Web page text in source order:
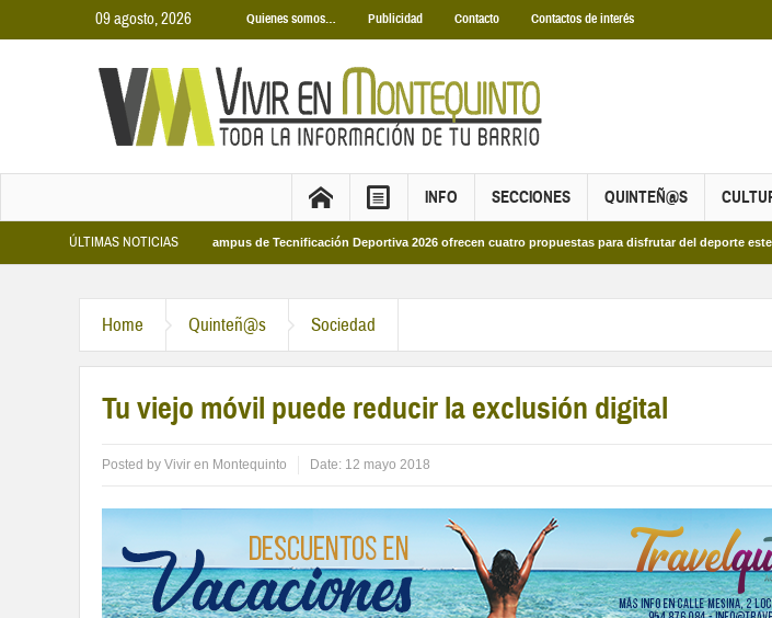
09 agosto, 2026 Quienes somos… Publicidad Contacto Contactos de interés
INFO SECCIONES QUINTEÑ@S
ÚLTIMAS NOTICIAS
2026 Los Campus de Tecnificación Deportiva 2026 ofrecen cuatro propuestas para disfrutar del deporte este verano
Home Quinteñ@s Sociedad
Tu viejo móvil puede reducir la exclusión digital
Posted by Vivir en Montequinto Date: 12 mayo 2018